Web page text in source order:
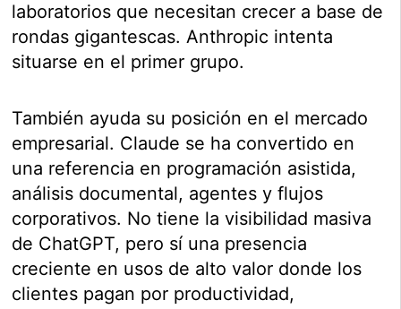
laboratorios que necesitan crecer a base de
rondas gigantescas. Anthropic intenta
situarse en el primer grupo.
También ayuda su posición en el mercado
empresarial. Claude se ha convertido en
una referencia en programación asistida,
análisis documental, agentes y flujos
corporativos. No tiene la visibilidad masiva
de ChatGPT, pero sí una presencia
creciente en usos de alto valor donde los
clientes pagan por productividad,